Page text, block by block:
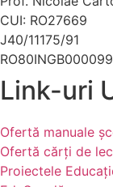
CUI: RO27669
J40/11175/91
Link-uri
Ofertă manuale
Ofertă cărți de
Proiectele